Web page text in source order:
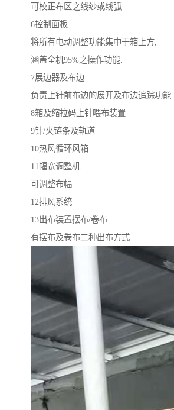
可校正布区之线纱或线弧
6控制面板
将所有电动调整功能集中于箱上方,
涵盖全机95%之操作功能.
7展边器及布边
负责上针前布边的展开及布边追踪功能.
8箱及缩拉码上针喂布装置
9针/夹链条及轨道
10热风循环风箱
11幅宽调整机
可调整布幅
12排风系统
13出布装置摆布/卷布
有摆布及卷布二种出布方式